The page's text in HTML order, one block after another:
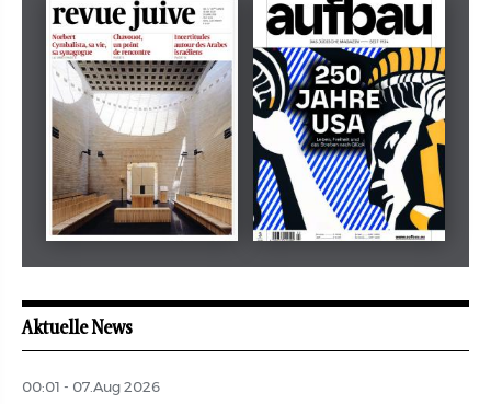
Dezember 2024
tachles
März 2026
Beilage
revue juive aufbau
Aktuelle News
00:01 - 07.Aug 2026